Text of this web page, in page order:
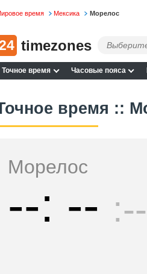
время Мексика Морелос
timezones
Точное время Часовые пояса
время ::
Морелос
-- -- --